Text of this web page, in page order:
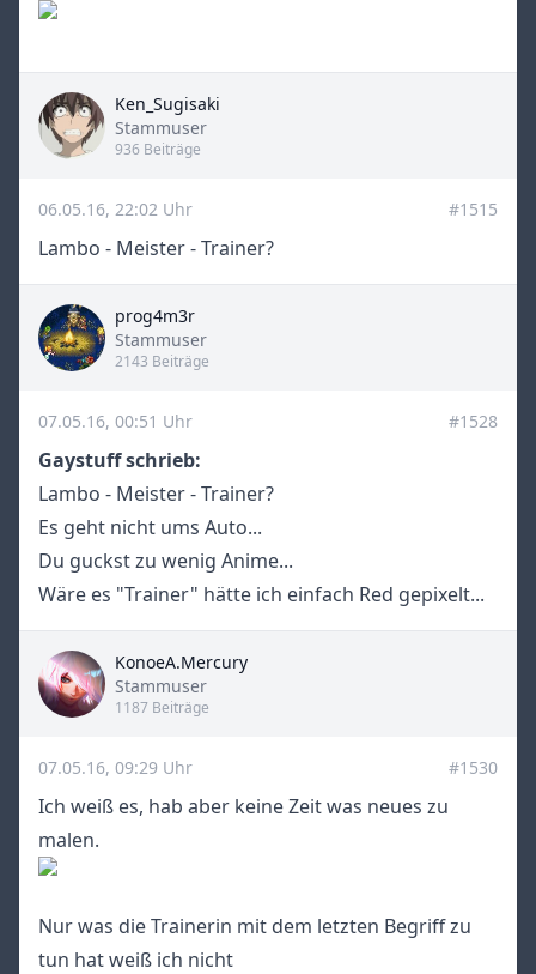
Ken_Sugisaki
Title
Stammuser
936 Beiträge
06.05.16, 22:02 Uhr #1515
Lambo - Meister - Trainer?
prog4m3r
Title
Stammuser
2143 Beiträge
07.05.16, 00:51 Uhr #1528
Gaystuff schrieb:
Lambo - Meister - Trainer?
Es geht nicht ums Auto...
Du guckst zu wenig Anime...
Wäre es "Trainer" hätte ich einfach Red gepixelt...
KonoeA.Mercury
Title
Stammuser
1187 Beiträge
07.05.16, 09:29 Uhr #1530
Ich weiß es, hab aber keine Zeit was neues zu
malen.
Nur was die Trainerin mit dem letzten Begriff zu
tun hat weiß ich nicht